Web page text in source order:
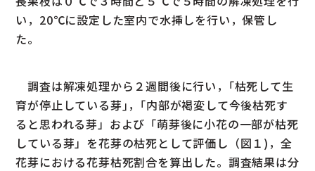
い，20℃に設定した室内で水挿しを行い，保管し
た。
調査は解凍処理から２週間後に行い，｢枯死して生
育が停止している芽｣，｢内部が褐変して今後枯死す
ると思われる芽」および「萌芽後に小花の一部が枯死
している芽」を花芽の枯死として評価し（図１)，全
花芽における花芽枯死割合を算出した。調査結果は分